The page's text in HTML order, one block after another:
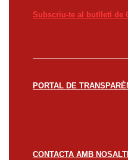
Subscriu-te al butlletí de
PORTAL DE
CONTACTA AMB